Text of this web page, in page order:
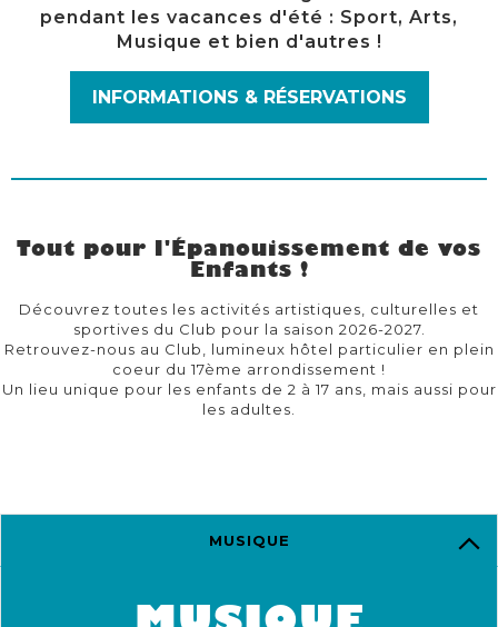
pendant les vacances d'été : Sport, Arts,
Musique et bien d'autres !
INFORMATIONS & RÉSERVATIONS
Tout pour l'Épanouissement de vos
Enfants !
Découvrez toutes les activités artistiques, culturelles et
sportives du Club pour la saison 2026-2027.
Retrouvez-nous au Club, lumineux hôtel particulier en plein
coeur du 17ème arrondissement !
Un lieu unique pour les enfants de 2 à 17 ans, mais aussi pour
les adultes.
MUSIQUE